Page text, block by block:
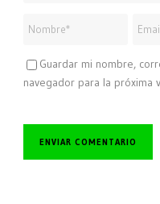
Guardar mi nombre,
navegador para la próxima